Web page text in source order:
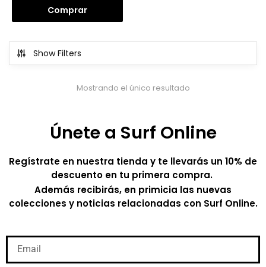
Comprar
Show Filters
Mostrando el único resultado
Únete a Surf Online
Regístrate en nuestra tienda y te llevarás un 10% de
descuento en tu primera compra.
Además recibirás, en primicia las nuevas
colecciones y noticias relacionadas con Surf Online.